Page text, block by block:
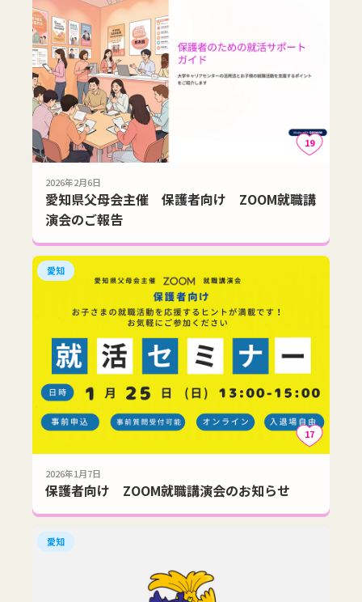
19
2026年2月6日
愛知県父母会主催 保護者向け ZOOM就職講
演会のご報告
愛知
17
2026年1月7日
保護者向け ZOOM就職講演会のお知らせ
愛知